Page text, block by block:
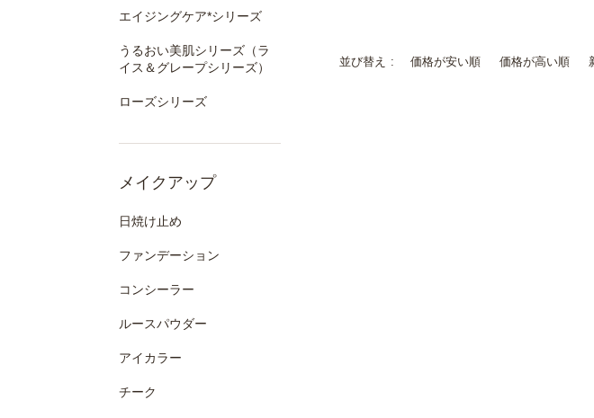
エイジングケア*シリーズ
うるおい美肌シリーズ（ラ
イス＆グレープシリーズ）
ローズシリーズ
メイクアップ
日焼け止め
ファンデーション
コンシーラー
ルースパウダー
アイカラー
チーク
並び替え 価格が安い順 価格が高い順